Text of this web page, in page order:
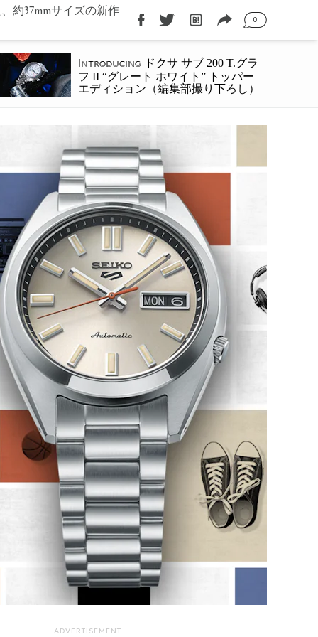
約37mmサイズの新作
0
Introducing
ドクサ サブ 200 T.グラ
フ II “グレート ホワイト” トッパー
エディション（編集部撮り下ろし）
ADVERTISEMENT